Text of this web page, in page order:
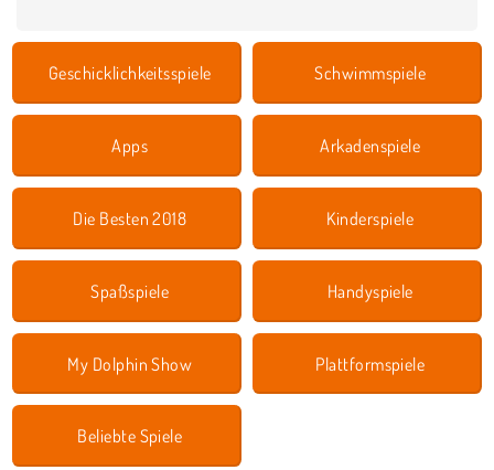
Geschicklichkeitsspiele Schwimmspiele
Apps Arkadenspiele
Die Besten 2018 Kinderspiele
Spaßspiele Handyspiele
My Dolphin Show Plattformspiele
Beliebte Spiele